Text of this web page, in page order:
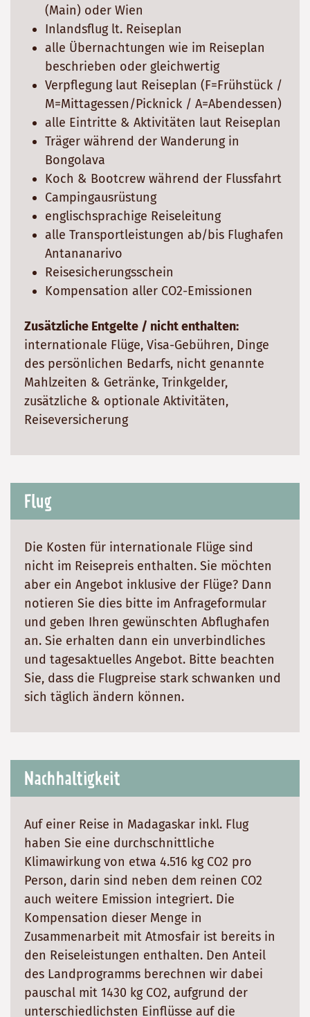
(Main) oder Wien
Inlandsflug lt. Reiseplan
alle Übernachtungen wie im Reiseplan
beschrieben oder gleichwertig
Verpflegung laut Reiseplan (F=Frühstück /
M=Mittagessen/Picknick / A=Abendessen)
alle Eintritte & Aktivitäten laut Reiseplan
Träger während der Wanderung in
Bongolava
Koch & Bootcrew während der Flussfahrt
Campingausrüstung
englischsprachige Reiseleitung
alle Transportleistungen ab/bis Flughafen
Antananarivo
Reisesicherungsschein
Kompensation aller CO2-Emissionen
Zusätzliche Entgelte / nicht enthalten:
internationale Flüge, Visa-Gebühren, Dinge
des persönlichen Bedarfs, nicht genannte
Mahlzeiten & Getränke, Trinkgelder,
zusätzliche & optionale Aktivitäten,
Reiseversicherung
Flug
Die Kosten für internationale Flüge sind
nicht im Reisepreis enthalten. Sie möchten
aber ein Angebot inklusive der Flüge? Dann
notieren Sie dies bitte im Anfrageformular
und geben Ihren gewünschten Abflughafen
an. Sie erhalten dann ein unverbindliches
und tagesaktuelles Angebot. Bitte beachten
Sie, dass die Flugpreise stark schwanken und
sich täglich ändern können.
Nachhaltigkeit
Auf einer Reise in Madagaskar inkl. Flug
haben Sie eine durchschnittliche
Klimawirkung von etwa 4.516 kg CO2 pro
Person, darin sind neben dem reinen CO2
auch weitere Emission integriert. Die
Kompensation dieser Menge in
Zusammenarbeit mit Atmosfair ist bereits in
den Reiseleistungen enthalten. Den Anteil
des Landprogramms berechnen wir dabei
pauschal mit 1430 kg CO2, aufgrund der
unterschiedlichsten Einflüsse auf die